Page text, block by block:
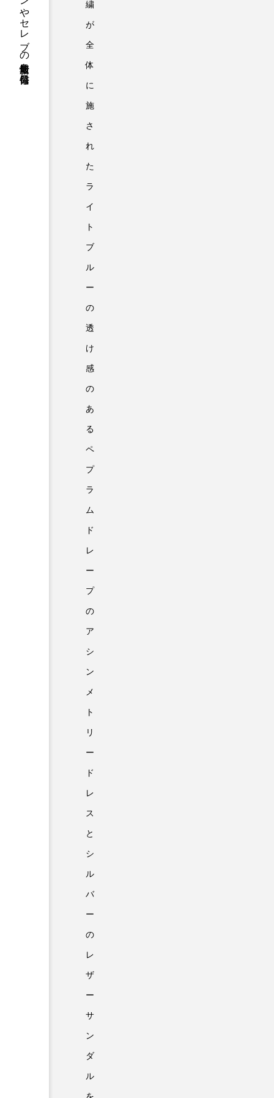
繍
が
全
体
に
施
さ
れ
た
ラ
イ
ト
ブ
ル
ー
の
透
け
感
の
あ
る
ペ
プ
ラ
ム
ド
レ
ー
プ
の
ア
シ
ン
メ
ト
リ
ー
ド
レ
ス
と
シ
ル
バ
ー
の
レ
ザ
ー
サ
ン
ダ
ル